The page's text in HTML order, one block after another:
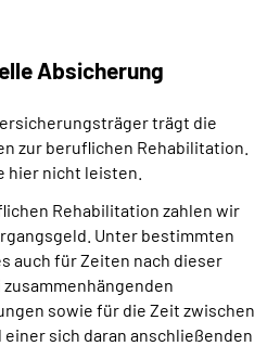
Absicherung
trägt die
zur beruflichen Rehabilitation.
hier nicht leisten.
Rehabilitation zahlen wir
Unter bestimmten
auch für Zeiten nach dieser
sowie für die Zeit zwischen
sich daran anschließenden